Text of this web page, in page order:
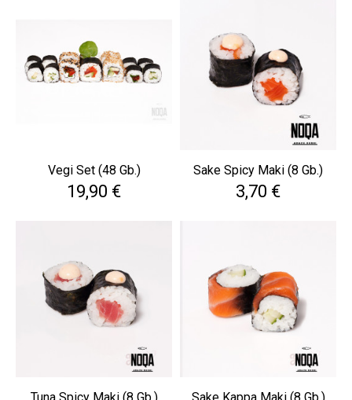
Vegi Set (48 Gb.)
Cena
19,90 €
Sake Spicy Maki (8 Gb.)
Cena
3,70 €